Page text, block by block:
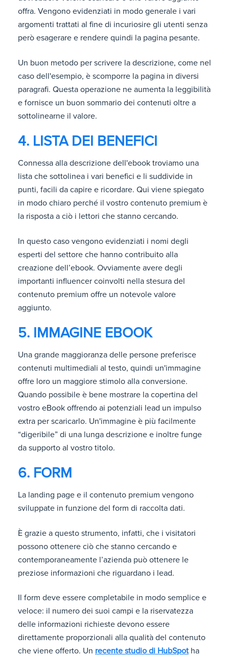
offra. Vengono evidenziati in modo generale i vari
argomenti trattati al fine di incuriosire gli utenti senza
però esagerare e rendere quindi la pagina pesante.
Un buon metodo per scrivere la descrizione, come nel
caso dell'esempio, è scomporre la pagina in diversi
paragrafi. Questa operazione ne aumenta la leggibilità
e fornisce un buon sommario dei contenuti oltre a
sottolinearne il valore.
4. LISTA DEI BENEFICI
Connessa alla descrizione dell'ebook troviamo una
lista che sottolinea i vari benefici e li suddivide in
punti, facili da capire e ricordare. Qui viene spiegato
in modo chiaro perché il vostro contenuto premium è
la risposta a ciò i lettori che stanno cercando.
In questo caso vengono evidenziati i nomi degli
esperti del settore che hanno contribuito alla
creazione dell’ebook. Ovviamente avere degli
importanti influencer coinvolti nella stesura del
contenuto premium offre un notevole valore
aggiunto.
5. IMMAGINE EBOOK
Una grande maggioranza delle persone preferisce
contenuti multimediali al testo, quindi un'immagine
offre loro un maggiore stimolo alla conversione.
Quando possibile è bene mostrare la copertina del
vostro eBook offrendo ai potenziali lead un impulso
extra per scaricarlo. Un'immagine è più facilmente
“digeribile” di una lunga descrizione e inoltre funge
da supporto al vostro titolo.
6. FORM
La landing page e il contenuto premium vengono
sviluppate in funzione del form di raccolta dati.
È grazie a questo strumento, infatti, che i visitatori
possono ottenere ciò che stanno cercando e
contemporaneamente l’azienda può ottenere le
preziose informazioni che riguardano i lead.
Il form deve essere completabile in modo semplice e
veloce: il numero dei suoi campi e la riservatezza
delle informazioni richieste devono essere
direttamente proporzionali alla qualità del contenuto
che viene offerto. Un recente studio di HubSpotha